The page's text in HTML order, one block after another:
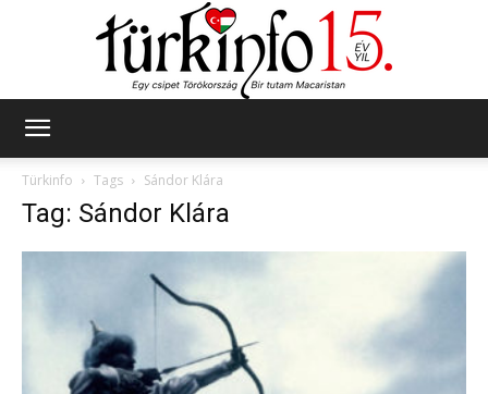
Türkinfo
Tags Sándor Klára
Tag: Sándor Klára